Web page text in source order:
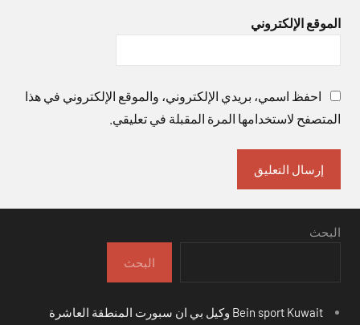
الموقع الإلكتروني
احفظ اسمي، بريدي الإلكتروني، والموقع الإلكتروني في هذا
المتصفح لاستخدامها المرة المقبلة في تعليقي.
البحث
البحث